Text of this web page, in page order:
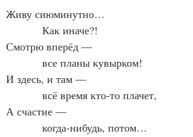
Живу сиюминутно…
            Как иначе?!
Смотрю вперёд —
            все планы кувырком!
И здесь, и там —
            всё время кто-то плачет,
А счастие —
            когда-нибудь, потом…